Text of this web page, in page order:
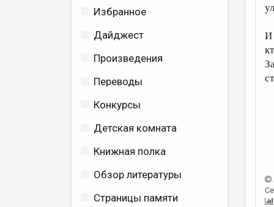
Избранное
Дайджест
Произведения
Переводы
Конкурсы
Детская комната
Книжная полка
Обзор литературы
Страницы памяти
И